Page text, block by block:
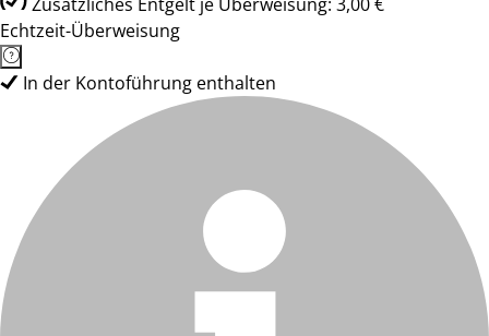
Echtzeit-Überweisung
In der Kontoführung enthalten